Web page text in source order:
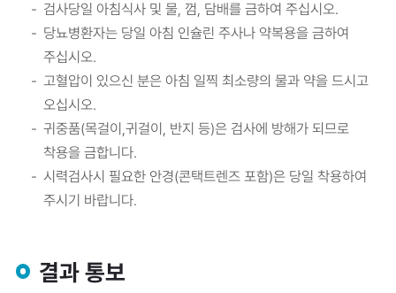
검사당일 아침식사 및 물, 껌, 담배를 금하여 주십시오.
당뇨병환자는 당일 아침 인슐린 주사나 약복용을 금하여
주십시오.
고혈압이 있으신 분은 아침 일찍 최소량의 물과 약을 드시고
오십시오.
귀중품(목걸이,귀걸이, 반지 등)은 검사에 방해가 되므로
착용을 금합니다.
시력검사시 필요한 안경(콘택트렌즈 포함)은 당일 착용하여
주시기 바랍니다.
결과 통보